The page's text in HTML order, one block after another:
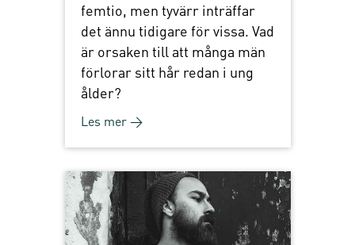
femtio, men tyvärr inträffar
det ännu tidigare för vissa. Vad
är orsaken till att många män
förlorar sitt hår redan i ung
ålder?
Les mer →